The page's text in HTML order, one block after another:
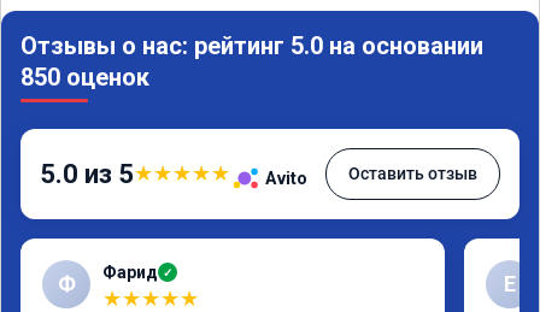
Отзывы о нас: рейтинг 5.0 на основании
850 оценок
5.0 из 5★★★★★ Avito Оставить отзыв
Ф Фарид ✓
★★★★★
Е